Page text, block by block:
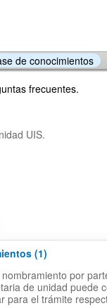
de conocimientos
frecuentes.
UIS.
(1)
por
de unidad puede
para el trámite